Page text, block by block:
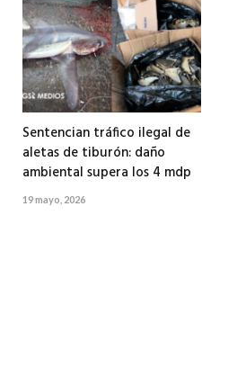
Sentencian tráfico ilegal de
aletas de tiburón: daño
ambiental supera los 4 mdp
19 mayo, 2026